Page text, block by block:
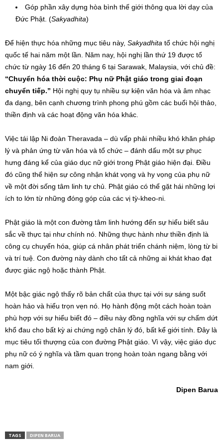
Góp phần xây dựng hòa bình thế giới thông qua lời dạy của
Đức Phật. (Sakyadhita)
Để hiện thực hóa những mục tiêu này, Sakyadhita tổ chức hội nghị
quốc tế hai năm một lần. Năm nay, hội nghị lần thứ 19 được tổ
chức từ ngày 16 đến 20 tháng 6 tại Sarawak, Malaysia, với chủ đề:
“Chuyển hóa thời cuộc: Phụ nữ Phật giáo trong giai đoạn
chuyển tiếp.” Hội nghị quy tụ nhiều sự kiện văn hóa và âm nhạc
đa dạng, bên cạnh chương trình phong phú gồm các buổi hội thảo,
thiền định và các hoạt động văn hóa khác.
Việc tái lập Ni đoàn Theravada – dù vấp phải nhiều khó khăn pháp
lý và phản ứng từ văn hóa và tổ chức – đánh dấu một sự phục
hưng đáng kể của giáo dục nữ giới trong Phật giáo hiện đại. Điều
đó cũng thể hiện sự công nhận khát vọng và hy vọng của phụ nữ
về một đời sống tâm linh tự chủ. Phật giáo có thể gặt hái những lợi
ích to lớn từ những đóng góp của các vị tỳ-kheo-ni.
Phật giáo là một con đường tâm linh hướng đến sự hiểu biết sâu
sắc về thực tại như chính nó. Những thực hành như thiền định là
công cụ chuyển hóa, giúp cá nhân phát triển chánh niệm, lòng từ bi
và trí tuệ. Con đường này dành cho tất cả những ai khát khao đạt
được giác ngộ hoặc thành Phật.
Một bậc giác ngộ thấy rõ bản chất của thực tại với sự sáng suốt
hoàn hảo và hiểu trọn vẹn nó. Họ hành động một cách hoàn toàn
phù hợp với sự hiểu biết đó – điều này đồng nghĩa với sự chấm dứt
khổ đau cho bất kỳ ai chứng ngộ chân lý đó, bất kể giới tính. Đây là
mục tiêu tối thượng của con đường Phật giáo. Vì vậy, việc giáo dục
phụ nữ có ý nghĩa và tầm quan trọng hoàn toàn ngang bằng với
nam giới.
Dipen Barua
TAGS DIPEN BARUA